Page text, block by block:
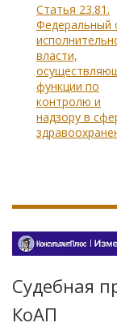
Статья 23.81.
Федеральный
власти,
функции по
контролю и
надзору в
Судебная
КоАП